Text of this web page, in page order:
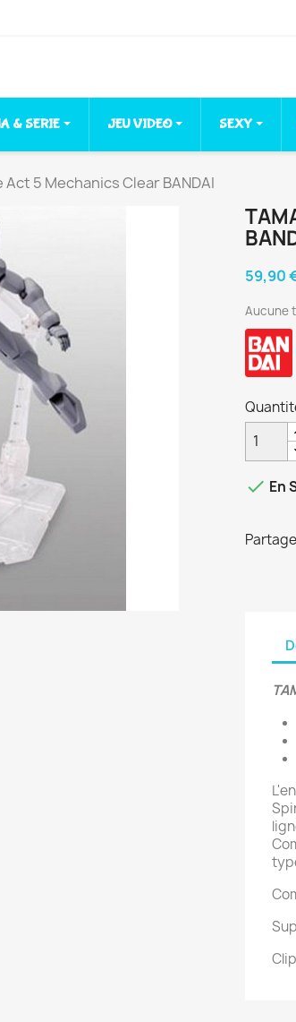
& SERIE JEU VIDEO SEXY
Act 5 Mechanics Clear BANDAI
59,90
Aucune
 En